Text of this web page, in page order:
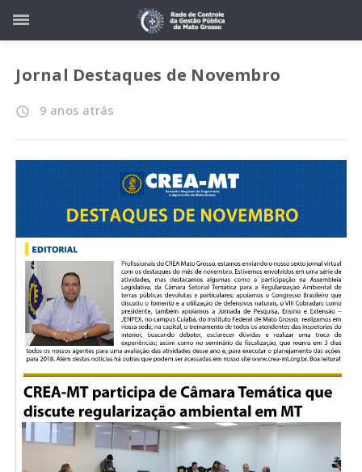
Jornal Destaques de Novembro
access_time 9 anos atrás